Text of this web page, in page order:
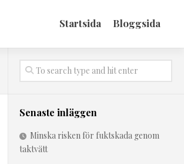
Startsida Bloggsida
Senaste inläggen
Minska risken för fuktskada genom
taktvätt